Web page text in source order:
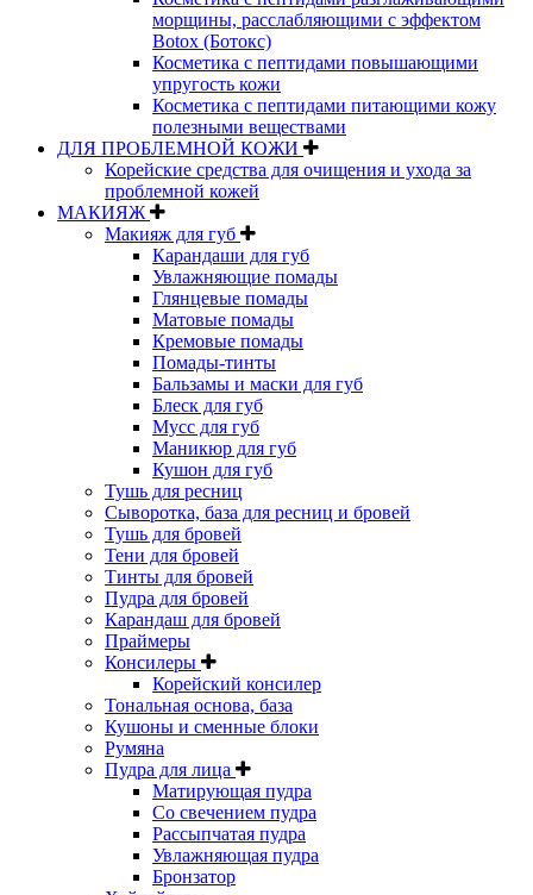
морщины, расслабляющими с эффектом
Botox (Ботокс)
Косметика с пептидами повышающими
упругость кожи
Косметика с пептидами питающими кожу
полезными веществами
ДЛЯ ПРОБЛЕМНОЙ КОЖИ
Корейские средства для очищения и ухода за
проблемной кожей
МАКИЯЖ
Макияж для губ
Карандаши для губ
Увлажняющие помады
Глянцевые помады
Матовые помады
Кремовые помады
Помады-тинты
Бальзамы и маски для губ
Блеск для губ
Мусс для губ
Маникюр для губ
Кушон для губ
Тушь для ресниц
Сыворотка, база для ресниц и бровей
Тушь для бровей
Тени для бровей
Тинты для бровей
Пудра для бровей
Карандаш для бровей
Праймеры
Консилеры
Корейский консилер
Тональная основа, база
Кушоны и сменные блоки
Румяна
Пудра для лица
Матирующая пудра
Со свечением пудра
Рассыпчатая пудра
Увлажняющая пудра
Бронзатор